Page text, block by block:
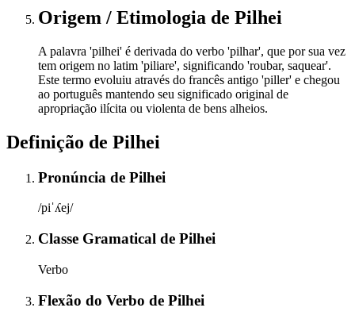
Origem / Etimologia de Pilhei
A palavra 'pilhei' é derivada do verbo 'pilhar', que por sua vez
tem origem no latim 'piliare', significando 'roubar, saquear'.
Este termo evoluiu através do francês antigo 'piller' e chegou
ao português mantendo seu significado original de
apropriação ilícita ou violenta de bens alheios.
Definição de Pilhei
Pronúncia de Pilhei
/piˈʎej/
Classe Gramatical de Pilhei
Verbo
Flexão do Verbo de Pilhei